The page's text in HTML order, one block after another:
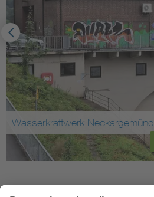
Wasserkraftwerk Neckargemünd